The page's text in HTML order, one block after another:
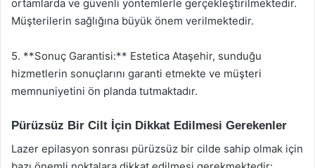
ortamlarda ve güvenli yöntemlerle gerçekleştirilmektedir.
Müşterilerin sağlığına büyük önem verilmektedir.
5. **Sonuç Garantisi:** Estetica Ataşehir, sunduğu
hizmetlerin sonuçlarını garanti etmekte ve müşteri
memnuniyetini ön planda tutmaktadır.
Pürüzsüz Bir Cilt İçin Dikkat Edilmesi Gerekenler
Lazer epilasyon sonrası pürüzsüz bir cilde sahip olmak için